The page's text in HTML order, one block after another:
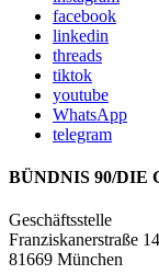
facebook
linkedin
threads
tiktok
youtube
WhatsApp
telegram
BÜNDNIS 90/DIE
Geschäftsstelle
Franziskanerstraße 14
81669 München